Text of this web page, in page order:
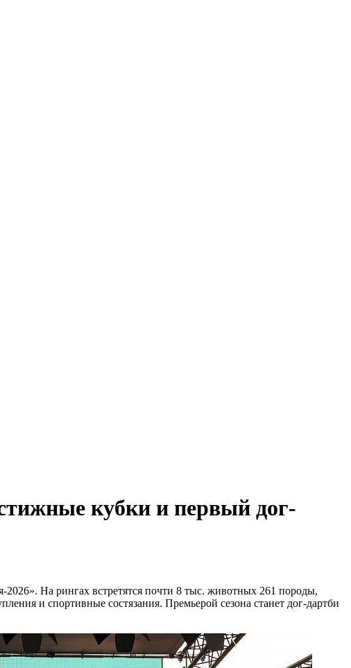
кубки и первый дог-
На рингах встретятся почти 8 тыс. животных 261 породы,
и спортивные состязания. Премьерой сезона станет дог-дартби